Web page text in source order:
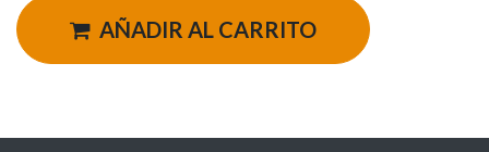
AÑADIR AL CARRITO